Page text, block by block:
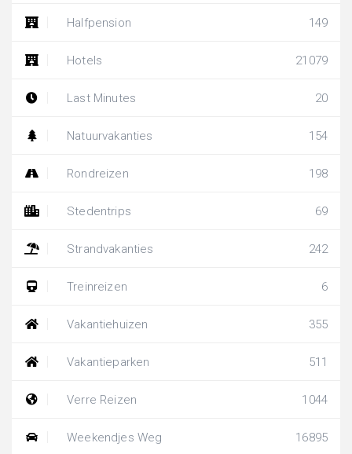
Halfpension 149
Hotels 21079
Last Minutes 20
Natuurvakanties 154
Rondreizen 198
Stedentrips 69
Strandvakanties 242
Treinreizen 6
Vakantiehuizen 355
Vakantieparken 511
Verre Reizen 1044
Weekendjes Weg 16895